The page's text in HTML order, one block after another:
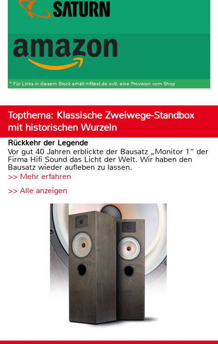
* Für Links in diesem Block erhält hifitest.de evtl. eine Provision vom Shop
Topthema: Klassische Zweiwege-Standbox
mit historischen Wurzeln
Rückkehr der Legende
Vor gut 40 Jahren erblickte der Bausatz „Monitor 1“ der
Firma Hifi Sound das Licht der Welt. Wir haben den
Bausatz wieder aufleben zu lassen.
>> Mehr erfahren
>> Alle anzeigen